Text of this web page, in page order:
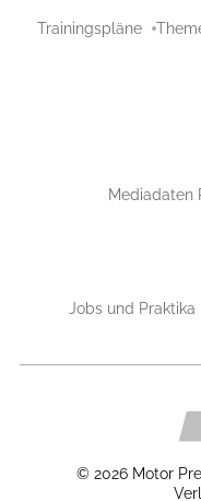
Trainingspläne
Mediadaten
Jobs und
© 2026 Motor